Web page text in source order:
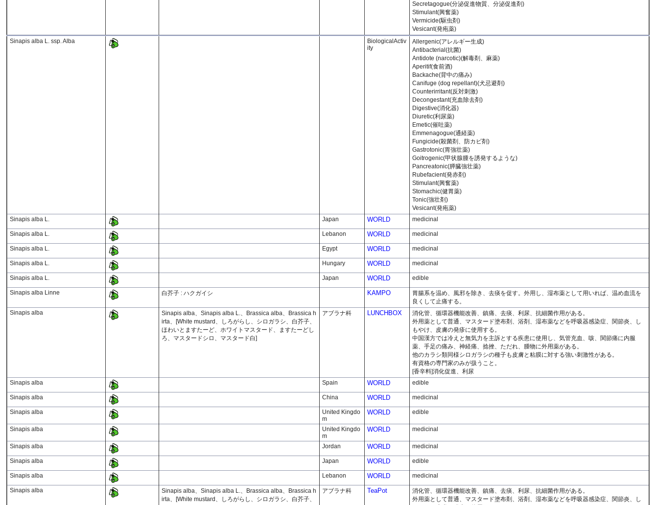
Secretagogue(分泌促進物質、分泌促進剤)
Stimulant(興奮薬)
Vermicide(駆虫剤)
Vesicant(発疱薬)
Sinapis alba L. ssp. Alba
BiologicalActiv
ity
Allergenic(アレルギー生成)
Antibacterial(抗菌)
Antidote (narcotic)(解毒剤、麻薬)
Aperitif(食前酒)
Backache(背中の痛み)
Canifuge (dog repellant)(犬忌避剤)
Counterirritant(反対刺激)
Decongestant(充血除去剤)
Digestive(消化器)
Diuretic(利尿薬)
Emetic(催吐薬)
Emmenagogue(通経薬)
Fungicide(殺菌剤、防カビ剤)
Gastrotonic(胃強壮薬)
Goitrogenic(甲状腺腫を誘発するような)
Pancreatonic(膵臓強壮薬)
Rubefacient(発赤剤)
Stimulant(興奮薬)
Stomachic(健胃薬)
Tonic(強壮剤)
Vesicant(発疱薬)
Sinapis alba L.
Japan WORLD medicinal
Sinapis alba L. Lebanon WORLD medicinal
Sinapis alba L. Egypt WORLD medicinal
Sinapis alba L. Hungary WORLD medicinal
Sinapis alba L. Japan WORLD edible
Sinapis alba Linne 白芥子 : ハクガイシ KAMPO
胃腸系を温め、風邪を除き、去痰を促す。外用し、湿布薬として用いれば、温め血流を
良くして止痛する。
Sinapis alba
Sinapis alba、Sinapis alba L.、Brassica alba、Brassica h
irta、[White mustard、しろがらし、シロガラシ、白芥子、
ほわいとますたーど、ホワイトマスタード、ますたーどし
ろ、マスタードシロ、マスタード白]
アブラナ科 LUNCHBOX
消化管、循環器機能改善、鎮痛、去痰、利尿、抗細菌作用がある。
外用薬として普通、マスタード塗布剤、浴剤、湿布薬などを呼吸器感染症、関節炎、し
もやけ、皮膚の発疹に使用する。
中国漢方では冷えと無気力を主訴とする疾患に使用し、気管充血、咳、関節痛に内服
薬、手足の痛み、神経痛、捻挫、ただれ、腫物に外用薬がある。
他のカラシ類同様シロガラシの種子も皮膚と粘膜に対する強い刺激性がある。
有資格の専門家のみが扱うこと。
[香辛料]消化促進、利尿
Sinapis alba
Spain WORLD edible
Sinapis alba China WORLD medicinal
Sinapis alba
United Kingdo
m
WORLD edible
Sinapis alba
United Kingdo
m
WORLD medicinal
Sinapis alba Jordan WORLD medicinal
Sinapis alba Japan WORLD edible
Sinapis alba Lebanon WORLD medicinal
Sinapis alba
Sinapis alba、Sinapis alba L.、Brassica alba、Brassica h
irta、[White mustard、しろがらし、シロガラシ、白芥子、
アブラナ科 TeaPot
消化管、循環器機能改善、鎮痛、去痰、利尿、抗細菌作用がある。
外用薬として普通、マスタード塗布剤、浴剤、湿布薬などを呼吸器感染症、関節炎、し